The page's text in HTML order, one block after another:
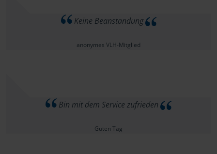
Keine Beanstandung
anonymes VLH-Mitglied
Bin mit dem Service zufrieden
Guten Tag